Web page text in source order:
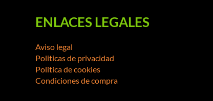
ENLACES LEGALES
Aviso legal
Politicas de privacidad
Politica de cookies
Condiciones de compra